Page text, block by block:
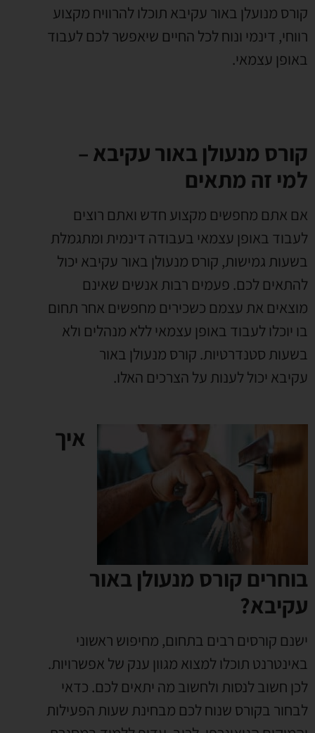
קורס מנועלן באור עקיבא תוכלו להרוויח מקצוע
רווחי, דינמי ונוח לכל החיים שיאפשר לכם לעבוד
באופן עצמאי.
קורס מנעולן באור עקיבא –
למי זה מתאים
אם אתם מחפשים מקצוע חדש ואתם רוצים
לעבוד באופן עצמאי בעבודה דינמית ומתגמלת
בשעות גמישות, קורס מנעולן באור עקיבא יכול
להתאים לכם. פעמים רבות אנשים שאינם
מוצאים את עצמם כשכירים מחפשים אחר תחום
בו יוכלו לעבוד באופן עצמאי ללא מנהלים ולא
בשעות סטנדרטיות. קורס מנעולן באור
עקיבא יכול לענות על הצרכים האלו.
איך
בוחרים קורס מנעולן באור
עקיבא?
ישנם קורסים רבים בתחום, מחיפוש ראשוני
באינטרנט תוכלו למצוא מגוון ענק של אפשרויות.
לכן חשוב לנסות ולחשוב מה יתאים לכם. כדאי
לבחור בקורס שנוח לכם מבחינת שעות הפעילות